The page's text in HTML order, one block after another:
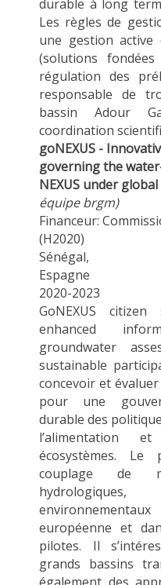
durable à long
Les règles de
une gestion
(solutions
régulation des
responsable de
bassin Adour
coordination
goNEXUS -
governing the
NEXUS under
équipe brgm)
Financeur:
(H2020)
Sénégal,
2020-2023
GoNEXUS citizen
enhanced
groundwater
sustainable
concevoir et
pour une
durable des
l’alimentation
écosystèmes.
couplage de
européenne et
pilotes. Il
grands bassins
également des